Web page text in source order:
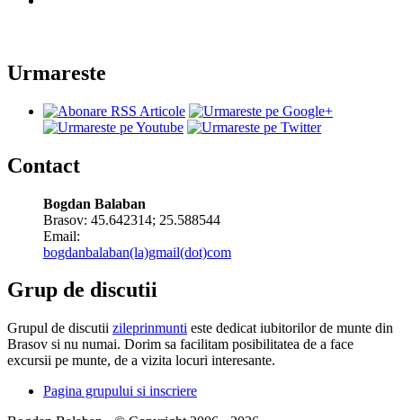
Urmareste
Contact
Bogdan Balaban
Brasov: 45.642314; 25.588544
Email:
bogdanbalaban(la)gmail(dot)com
Grup de discutii
Grupul de discutii zileprinmunti este dedicat iubitorilor de munte din
Brasov si nu numai. Dorim sa facilitam posibilitatea de a face
excursii pe munte, de a vizita locuri interesante.
Pagina grupului si inscriere